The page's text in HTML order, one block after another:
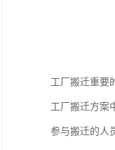
工厂搬迁重要
工厂搬迁方案
参与搬迁的人